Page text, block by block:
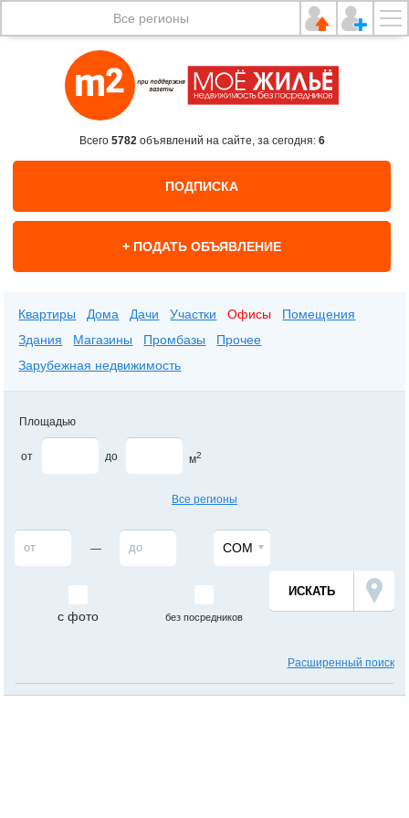
Все регионы
Всего 5782объявлений на сайте, за сегодня: 6
ПОДПИСКА
+ ПОДАТЬ ОБЪЯВЛЕНИЕ
Квартиры Дома Дачи Участки Офисы
Помещения
Здания
Магазины Промбазы
Прочее
Зарубежная недвижимость
Площадью
от до м2
Все регионы
— СОМ
с фото без посредников
Расширенный поиск